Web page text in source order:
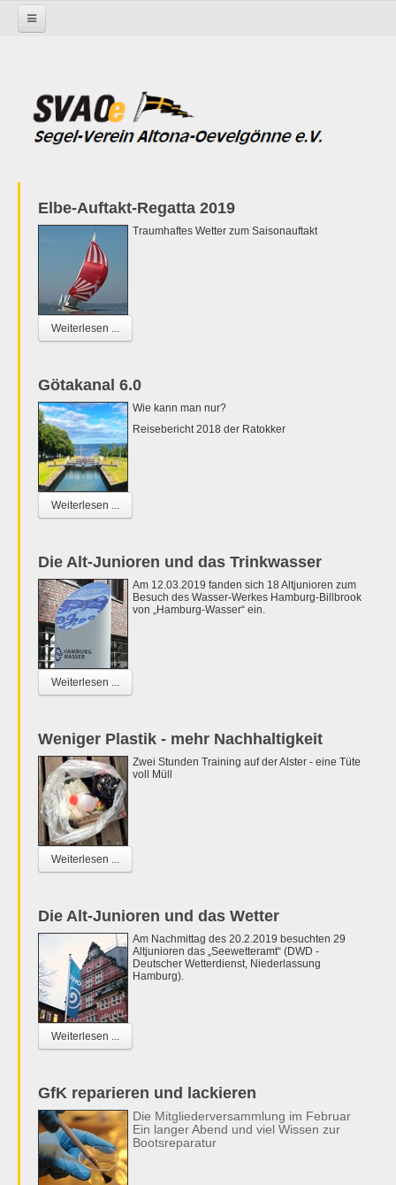
Elbe-Auftakt-Regatta 2019
Traumhaftes Wetter zum Saisonauftakt
Weiterlesen ...
Götakanal 6.0
Wie kann man nur?
Reisebericht 2018 der Ratokker
Weiterlesen ...
Die Alt-Junioren und das Trinkwasser
Am 12.03.2019 fanden sich 18 Altjunioren zum
Besuch des Wasser-Werkes Hamburg-Billbrook
von „Hamburg-Wasser“ ein.
Weiterlesen ...
Weniger Plastik - mehr Nachhaltigkeit
Zwei Stunden Training auf der Alster - eine Tüte
voll Müll
Weiterlesen ...
Die Alt-Junioren und das Wetter
Am Nachmittag des 20.2.2019 besuchten 29
Altjunioren das „Seewetteramt“ (DWD -
Deutscher Wetterdienst, Niederlassung
Hamburg).
Weiterlesen ...
GfK reparieren und lackieren
Die Mitgliederversammlung im Februar
Ein langer Abend und viel Wissen zur
Bootsreparatur